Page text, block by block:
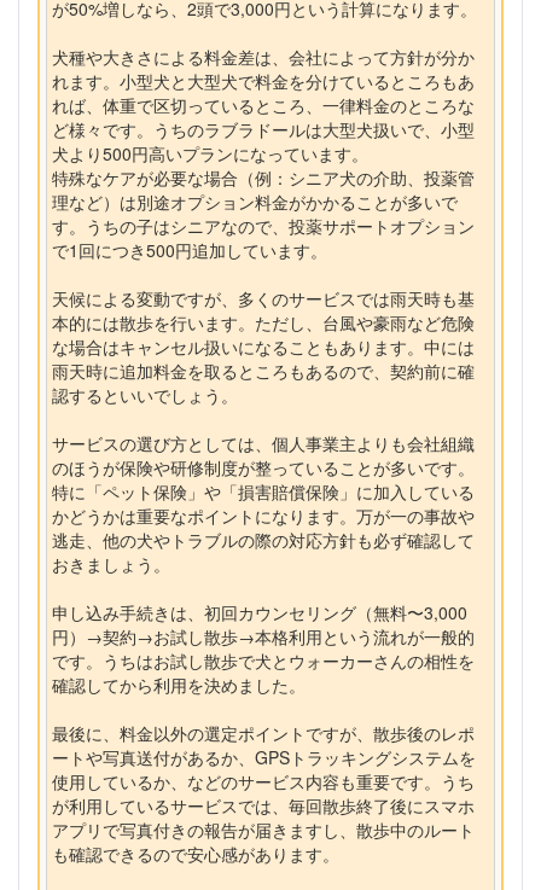
が50%増しなら、2頭で3,000円という計算になります。
犬種や大きさによる料金差は、会社によって方針が分か
れます。小型犬と大型犬で料金を分けているところもあ
れば、体重で区切っているところ、一律料金のところな
ど様々です。うちのラブラドールは大型犬扱いで、小型
犬より500円高いプランになっています。
特殊なケアが必要な場合（例：シニア犬の介助、投薬管
理など）は別途オプション料金がかかることが多いで
す。うちの子はシニアなので、投薬サポートオプション
で1回につき500円追加しています。
天候による変動ですが、多くのサービスでは雨天時も基
本的には散歩を行います。ただし、台風や豪雨など危険
な場合はキャンセル扱いになることもあります。中には
雨天時に追加料金を取るところもあるので、契約前に確
認するといいでしょう。
サービスの選び方としては、個人事業主よりも会社組織
のほうが保険や研修制度が整っていることが多いです。
特に「ペット保険」や「損害賠償保険」に加入している
かどうかは重要なポイントになります。万が一の事故や
逃走、他の犬やトラブルの際の対応方針も必ず確認して
おきましょう。
申し込み手続きは、初回カウンセリング（無料〜3,000
円）→契約→お試し散歩→本格利用という流れが一般的
です。うちはお試し散歩で犬とウォーカーさんの相性を
確認してから利用を決めました。
最後に、料金以外の選定ポイントですが、散歩後のレポ
ートや写真送付があるか、GPSトラッキングシステムを
使用しているか、などのサービス内容も重要です。うち
が利用しているサービスでは、毎回散歩終了後にスマホ
アプリで写真付きの報告が届きますし、散歩中のルート
も確認できるので安心感があります。